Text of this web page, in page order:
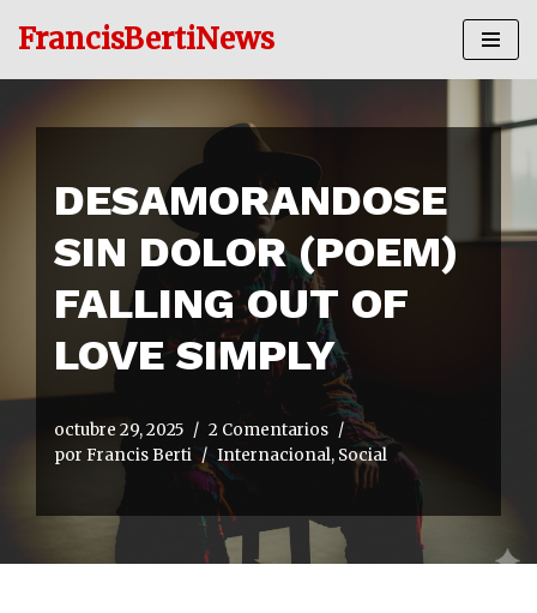
contenido
FrancisBertiNews
DESAMORANDOSE
SIN DOLOR (POEM)
FALLING OUT OF
LOVE SIMPLY
octubre 29, 2025
2 Comentarios
por Francis Berti Internacional, Social